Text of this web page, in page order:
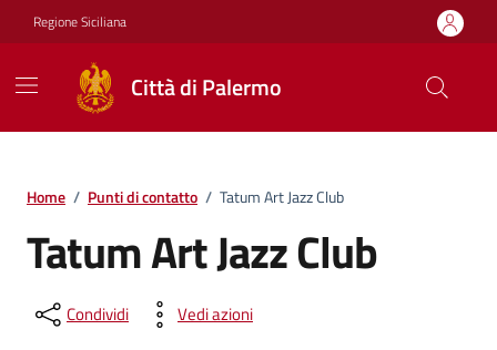
Vai ai contenuti
Vai al footer
Regione Siciliana
Città di Palermo
Home / Punti di contatto / Tatum Art Jazz Club
Tatum Art Jazz Club
Condividi Vedi azioni